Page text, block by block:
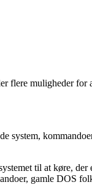
flere muligheder for
system,
til at køre,
gamle DOS